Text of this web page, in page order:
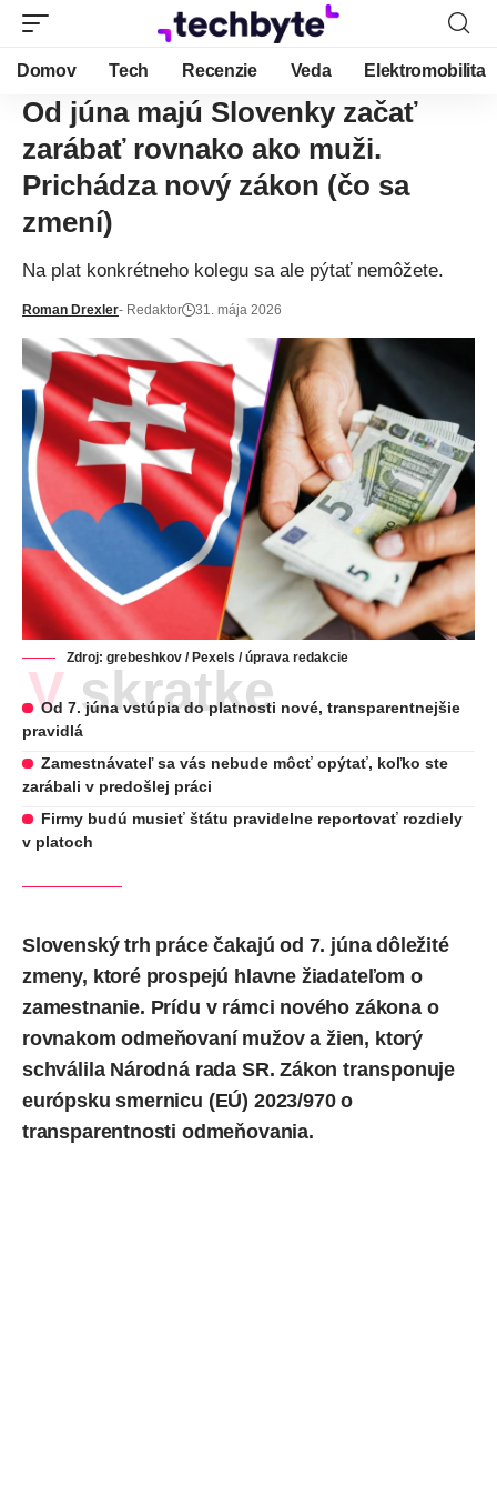
Domov Tech Recenzie Veda Elektromobilita
Od júna majú Slovenky začať
zarábať rovnako ako muži.
Prichádza nový zákon (čo sa
zmení)
Na plat konkrétneho kolegu sa ale pýtať nemôžete.
Roman Drexler- Redaktor 31. mája 2026
Zdroj: grebeshkov / Pexels / úprava redakcie
V skratke
Od 7. júna vstúpia do platnosti nové, transparentnejšie
pravidlá
Zamestnávateľ sa vás nebude môcť opýtať, koľko ste
zarábali v predošlej práci
Firmy budú musieť štátu pravidelne reportovať rozdiely
v platoch
Slovenský trh práce čakajúod 7. júnadôležité
zmeny, ktoré prospejú hlavne žiadateľom o
zamestnanie. Prídu v rámci nového zákona o
rovnakom odmeňovaní mužov a žien, ktorý
schválila Národná rada SR. Zákon transponuje
európsku smernicu (EÚ) 2023/970 o
transparentnosti odmeňovania.